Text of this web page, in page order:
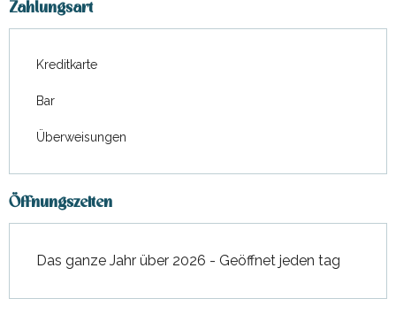
Zahlungsart
Kreditkarte
Bar
Überweisungen
Öffnungszeiten
Das ganze Jahr über 2026 - Geöffnet jeden tag